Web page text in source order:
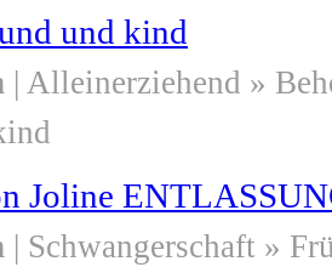
und kind
| Alleinerziehend »
Joline
| Schwangerschaft »